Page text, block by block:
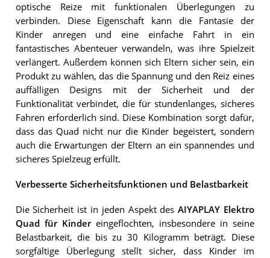
optische Reize mit funktionalen Überlegungen zu
verbinden. Diese Eigenschaft kann die Fantasie der
Kinder anregen und eine einfache Fahrt in ein
fantastisches Abenteuer verwandeln, was ihre Spielzeit
verlängert. Außerdem können sich Eltern sicher sein, ein
Produkt zu wählen, das die Spannung und den Reiz eines
auffälligen Designs mit der Sicherheit und der
Funktionalität verbindet, die für stundenlanges, sicheres
Fahren erforderlich sind. Diese Kombination sorgt dafür,
dass das Quad nicht nur die Kinder begeistert, sondern
auch die Erwartungen der Eltern an ein spannendes und
sicheres Spielzeug erfüllt.
Verbesserte Sicherheitsfunktionen und Belastbarkeit
Die Sicherheit ist in jeden Aspekt desAIYAPLAY Elektro
Quad für Kindereingeflochten, insbesondere in seine
Belastbarkeit, die bis zu 30 Kilogramm beträgt. Diese
sorgfältige Überlegung stellt sicher, dass Kinder im